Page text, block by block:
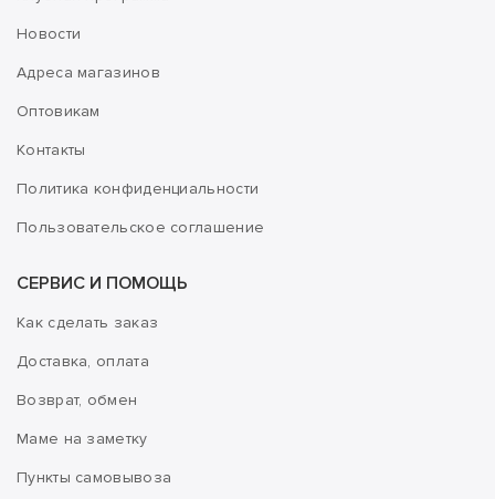
Новости
Адреса магазинов
Оптовикам
Контакты
Политика конфиденциальности
Пользовательское соглашение
СЕРВИС И ПОМОЩЬ
Как сделать заказ
Доставка, оплата
Возврат, обмен
Маме на заметку
Пункты самовывоза